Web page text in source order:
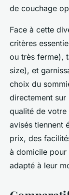
de couchage
Face à cette
critères
ou très ferme),
size), et
choix du
directement sur
qualité de votre
avisés tiennent
prix, des
à domicile pour
adapté à leur